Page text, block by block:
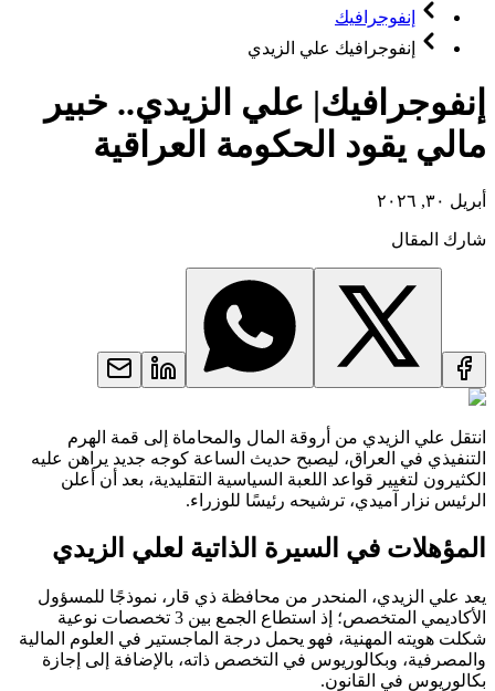
إنفوجرافيك
إنفوجرافيك علي الزيدي
إنفوجرافيك| علي الزيدي.. خبير
مالي يقود الحكومة العراقية
أبريل ٣٠, ٢٠٢٦
شارك المقال
انتقل علي الزيدي من أروقة المال والمحاماة إلى قمة الهرم
التنفيذي في العراق، ليصبح حديث الساعة كوجه جديد يراهن عليه
الكثيرون لتغيير قواعد اللعبة السياسية التقليدية، بعد أن أعلن
الرئيس نزار آميدي، ترشيحه رئيسًا للوزراء.
المؤهلات في السيرة الذاتية لعلي الزيدي
يعد علي الزيدي، المنحدر من محافظة ذي قار، نموذجًا للمسؤول
الأكاديمي المتخصص؛ إذ استطاع الجمع بين 3 تخصصات نوعية
شكلت هويته المهنية، فهو يحمل درجة الماجستير في العلوم المالية
والمصرفية، وبكالوريوس في التخصص ذاته، بالإضافة إلى إجازة
بكالوريوس في القانون.